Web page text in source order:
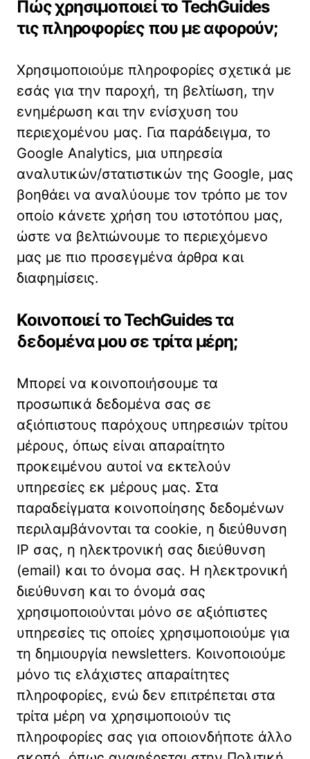
Πώς χρησιμοποιεί το TechGuides
τις πληροφορίες που με αφορούν;
Χρησιμοποιούμε πληροφορίες σχετικά με
εσάς για την παροχή, τη βελτίωση, την
ενημέρωση και την ενίσχυση του
περιεχομένου μας. Για παράδειγμα, το
Google Analytics, μια υπηρεσία
αναλυτικών/στατιστικών της Google, μας
βοηθάει να αναλύουμε τον τρόπο με τον
οποίο κάνετε χρήση του ιστοτόπου μας,
ώστε να βελτιώνουμε το περιεχόμενο
μας με πιο προσεγμένα άρθρα και
διαφημίσεις.
Κοινοποιεί το TechGuidesτα
δεδομένα μου σε τρίτα μέρη;
Μπορεί να κοινοποιήσουμε τα
προσωπικά δεδομένα σας σε
αξιόπιστους παρόχους υπηρεσιών τρίτου
μέρους, όπως είναι απαραίτητο
προκειμένου αυτοί να εκτελούν
υπηρεσίες εκ μέρους μας. Στα
παραδείγματα κοινοποίησης δεδομένων
περιλαμβάνονται τα cookie, η διεύθυνση
IP σας, η ηλεκτρονική σας διεύθυνση
(email) και το όνομα σας. Η ηλεκτρονική
διεύθυνση και το όνομά σας
χρησιμοποιούνται μόνο σε αξιόπιστες
υπηρεσίες τις οποίες χρησιμοποιούμε για
τη δημιουργία newsletters. Κοινοποιούμε
μόνο τις ελάχιστες απαραίτητες
πληροφορίες, ενώ δεν επιτρέπεται στα
τρίτα μέρη να χρησιμοποιούν τις
πληροφορίες σας για οποιονδήποτε άλλο